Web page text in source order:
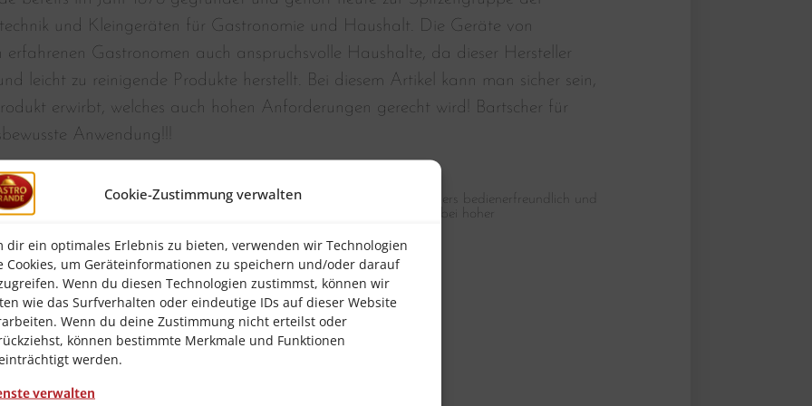
Cookie-Zustimmung verwalten
dir ein optimales Erlebnis zu bieten, verwenden wir Technologien
Cookies, um Geräteinformationen zu speichern und/oder darauf
Wenn du diesen Technologien zustimmst, können wir
wie das Surfverhalten oder eindeutige IDs auf dieser Website
Wenn du deine Zustimmung nicht erteilst oder
können bestimmte Merkmale und Funktionen
werden.
verwalten
und Kleingeräten für Gastronomie und Haushalt. Die Geräte von
erfahrenen Gastronomen auch anspruchsvolle Haushalte, da dieser Hersteller
leicht zu reinigende Produkte herstellt. Bei diesem Artikel kann man sicher sein,
erwirbt, welches auch hohen Anforderungen gerecht wird! Bartscher für
Anwendung!!!
Desinfektionsspender eine berührungslose Händedesinfektion, die besonders bedienerfreundlich und
Dosierung ermöglicht den Einsatz aller flüssigen Händedesinfektionsmittel bei hoher
(Infrarot-Sensor)